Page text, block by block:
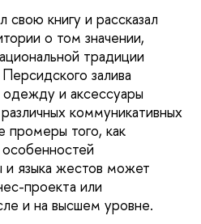
книгу и рассказал
о том значении,
традиции
залива
и аксессуары
коммуникативных
промеры того, как
и языка жестов может
проекта или
и на высшем уровне.